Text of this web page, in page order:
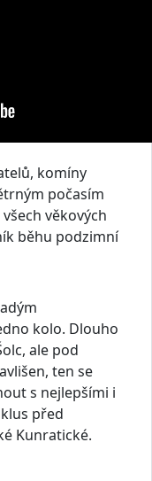
komíny
počasím
věkových
běhu podzimní
kolo. Dlouho
ale pod
ten se
s nejlepšími i
před
Kunratické.